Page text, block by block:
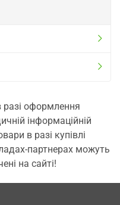
разі оформлення
інформаційній
в разі купівлі
партнерах можуть
на сайті!